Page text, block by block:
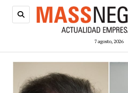
7 agosto, 2026